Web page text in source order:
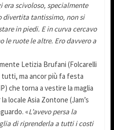
era scivoloso, specialmente
divertita tantissimo, non si
in piedi. E in curva cercavo
le ruote le altre. Ero davvero a
Letizia Brufani (Folcarelli
tutti, ma ancor più fa festa
che torna a vestire la maglia
locale Asia Zontone (Jam’s
«L’avevo persa la
di riprenderla a tutti i costi